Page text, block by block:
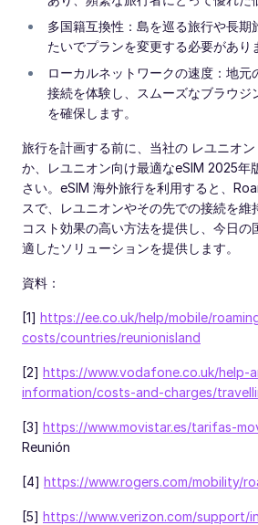
多国籍互換性：島を巡る旅行や長期
たいでプランを変更する必要があり
ローカルネットワークの速度：地元
接続を体験し、スムーズなブラウジ
を確保します。
旅行を計画する前に、当社の レユニオ
か、レユニオン向け最適なeSIM 2025年
さい。eSIM 海外旅行を利用すると、
スで、レユニオンやその先での接続を維
コスト効果の高い方法を提供し、今日の
適したソリューションを提供します。
資料：
[1] https://ee.co.uk/help/mobile/
costs/countries/reunionisland
[2] https://www.vodafone.co.uk/help-
information/costs-and-charges/
[3] https://www.movistar.es/tarifas-
Reunión
[4] https://www.rogers.com/mobility/
[5] https://www.verizon.com/support/